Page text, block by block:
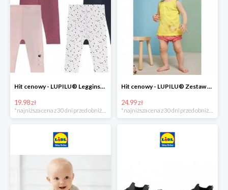
Hit cenowy - LUPILU® Legginsy niemowlęce z biobawełną, 2 pary
19.98 zł
Hit cenowy - LUPILU® Zestaw dziecięcy z biobawełny (body + koszulka + spodenki), 1 komplet
24.99 zł